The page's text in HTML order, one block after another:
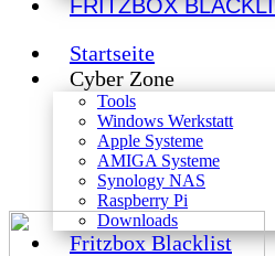
FRITZBOX
Startseite
Cyber Zone
Tools
Windows Werkstatt
Apple Systeme
AMIGA Systeme
Synology NAS
Raspberry Pi
Downloads
Fritzbox Blacklist